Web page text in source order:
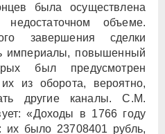
была осуществлена
объеме.
завершения сделки
империалы, повышенный
был предусмотрен
из оборота, вероятно,
другие каналы. С.М.
«Доходы в 1766 году
их было 23708401 рубль,